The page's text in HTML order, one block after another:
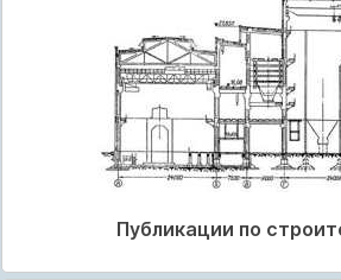
Публикации по